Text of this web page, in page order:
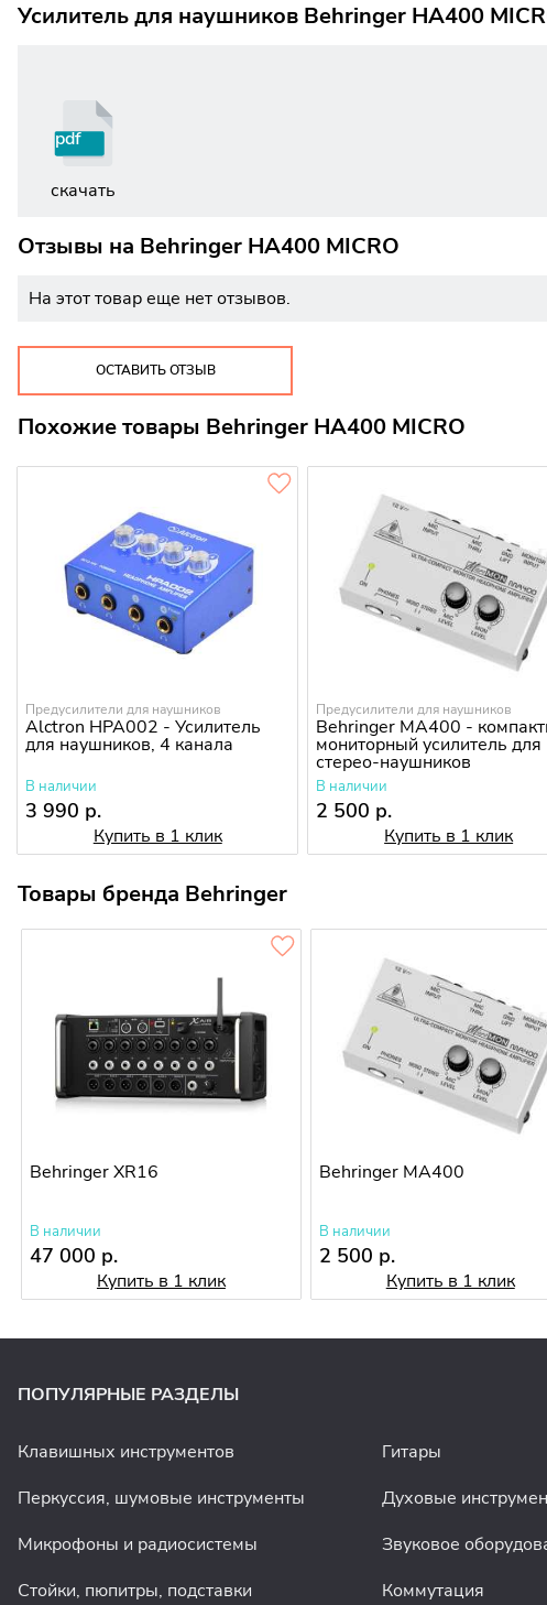
Усилитель для наушников Behringer HA400
pdf
скачать
Отзывы на Behringer HA400 MICRO
На этот товар еще нет отзывов.
ОСТАВИТЬ ОТЗЫВ
Похожие товары Behringer HA400 MICRO
Предусилители для наушников
Alctron HPA002 - Усилитель
для наушников, 4 канала
В наличии
3 990 р.
Купить в 1 клик
Предусилители для наушников
Behringer MA400 -
мониторный усилитель для
стерео-наушников
В наличии
2 500 р.
Купить в 1 клик
Товары бренда Behringer
Behringer XR16
В наличии
47 000 р.
Купить в 1 клик
Behringer MA400
В наличии
2 500 р.
Купить в 1 клик
ПОПУЛЯРНЫЕ РАЗДЕЛЫ
Клавишных инструментов Гитары
Перкуссия, шумовые инструменты
Духовые
Микрофоны и радиосистемы
Звуковое
Стойки, пюпитры, подставки
Коммутация